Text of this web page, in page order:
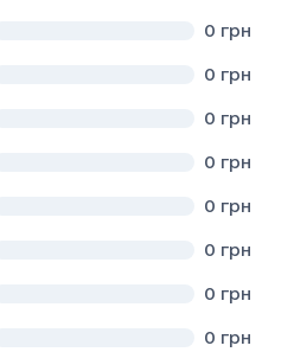
0 грн
0 грн
0 грн
0 грн
0 грн
0 грн
0 грн
0 грн